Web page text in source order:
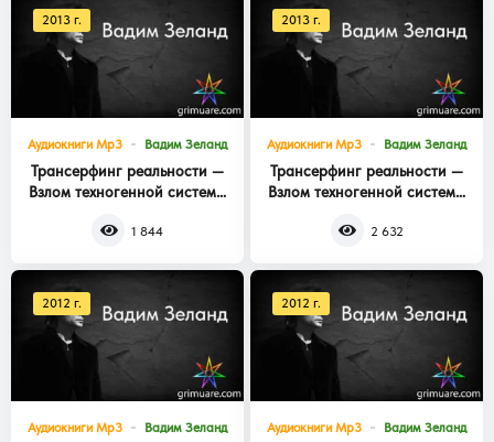
2013 г.
Аудиокниги Mp3 Вадим Зеланд
Трансерфинг реальности —
Взлом техногенной системы
1 844
2013 г.
Аудиокниги Mp3 Вадим Зеланд
Трансерфинг реальности —
Взлом техногенной системы
2 632
2012 г.
Аудиокниги Mp3 Вадим Зеланд
2012 г.
Аудиокниги Mp3 Вадим Зеланд